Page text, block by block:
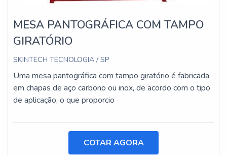
MESA PANTOGRÁFICA COM TAMPO
GIRATÓRIO
SKINTECH TECNOLOGIA / SP
Uma mesa pantográfica com tampo giratório é fabricada
em chapas de aço carbono ou inox, de acordo com o tipo
de aplicação, o que proporcio
COTAR AGORA